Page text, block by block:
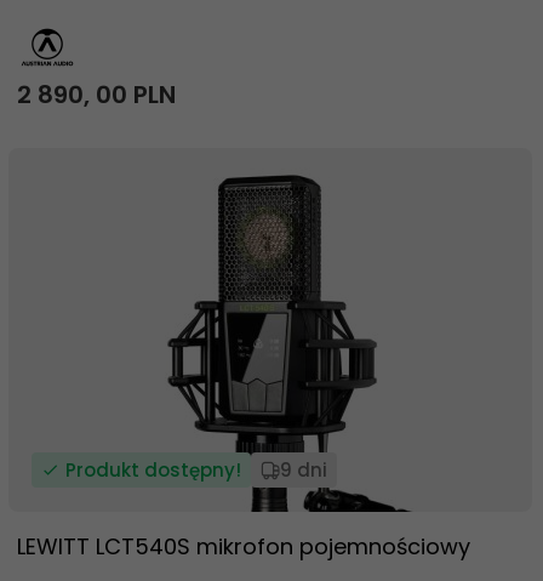
2 890, 00 PLN
Produkt dostępny! 9 dni
LEWITT LCT540S mikrofon pojemnościowy